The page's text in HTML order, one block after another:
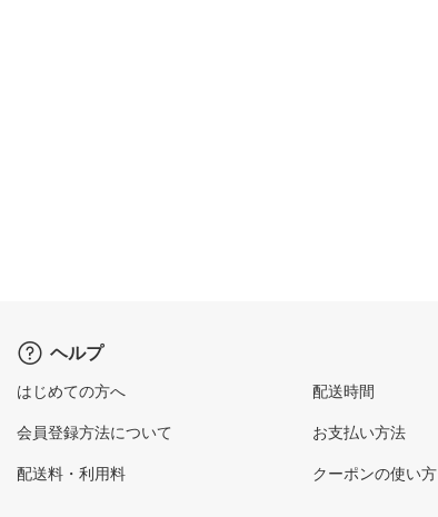
ヘルプ
はじめての方へ
会員登録方法について
配送料・利用料
配送時間
お支払い方法
クーポンの使い方